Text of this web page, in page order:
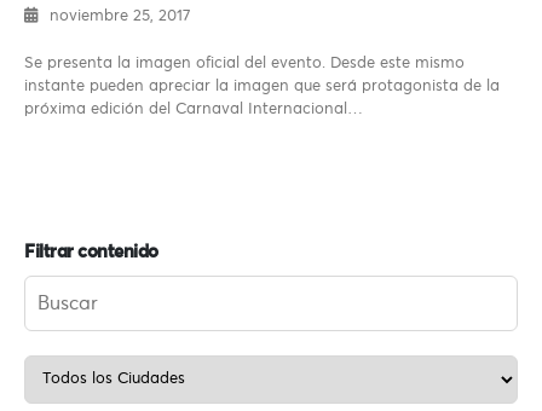
noviembre 25, 2017
Se presenta la imagen oficial del evento. Desde este mismo
instante pueden apreciar la imagen que será protagonista de la
próxima edición del Carnaval Internacional…
Filtrar contenido